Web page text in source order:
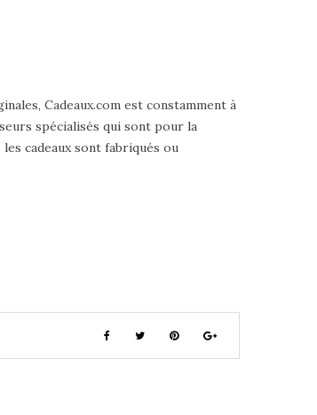
Cadeaux.com est constamment à
spécialisés qui sont pour la
cadeaux sont fabriqués ou